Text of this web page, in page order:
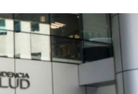
embargo, estas son las...